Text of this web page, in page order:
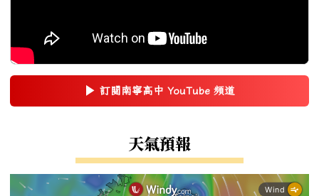
▶ 訂閱南寧高中 YouTube 頻道
(另開新視窗)
天氣預報